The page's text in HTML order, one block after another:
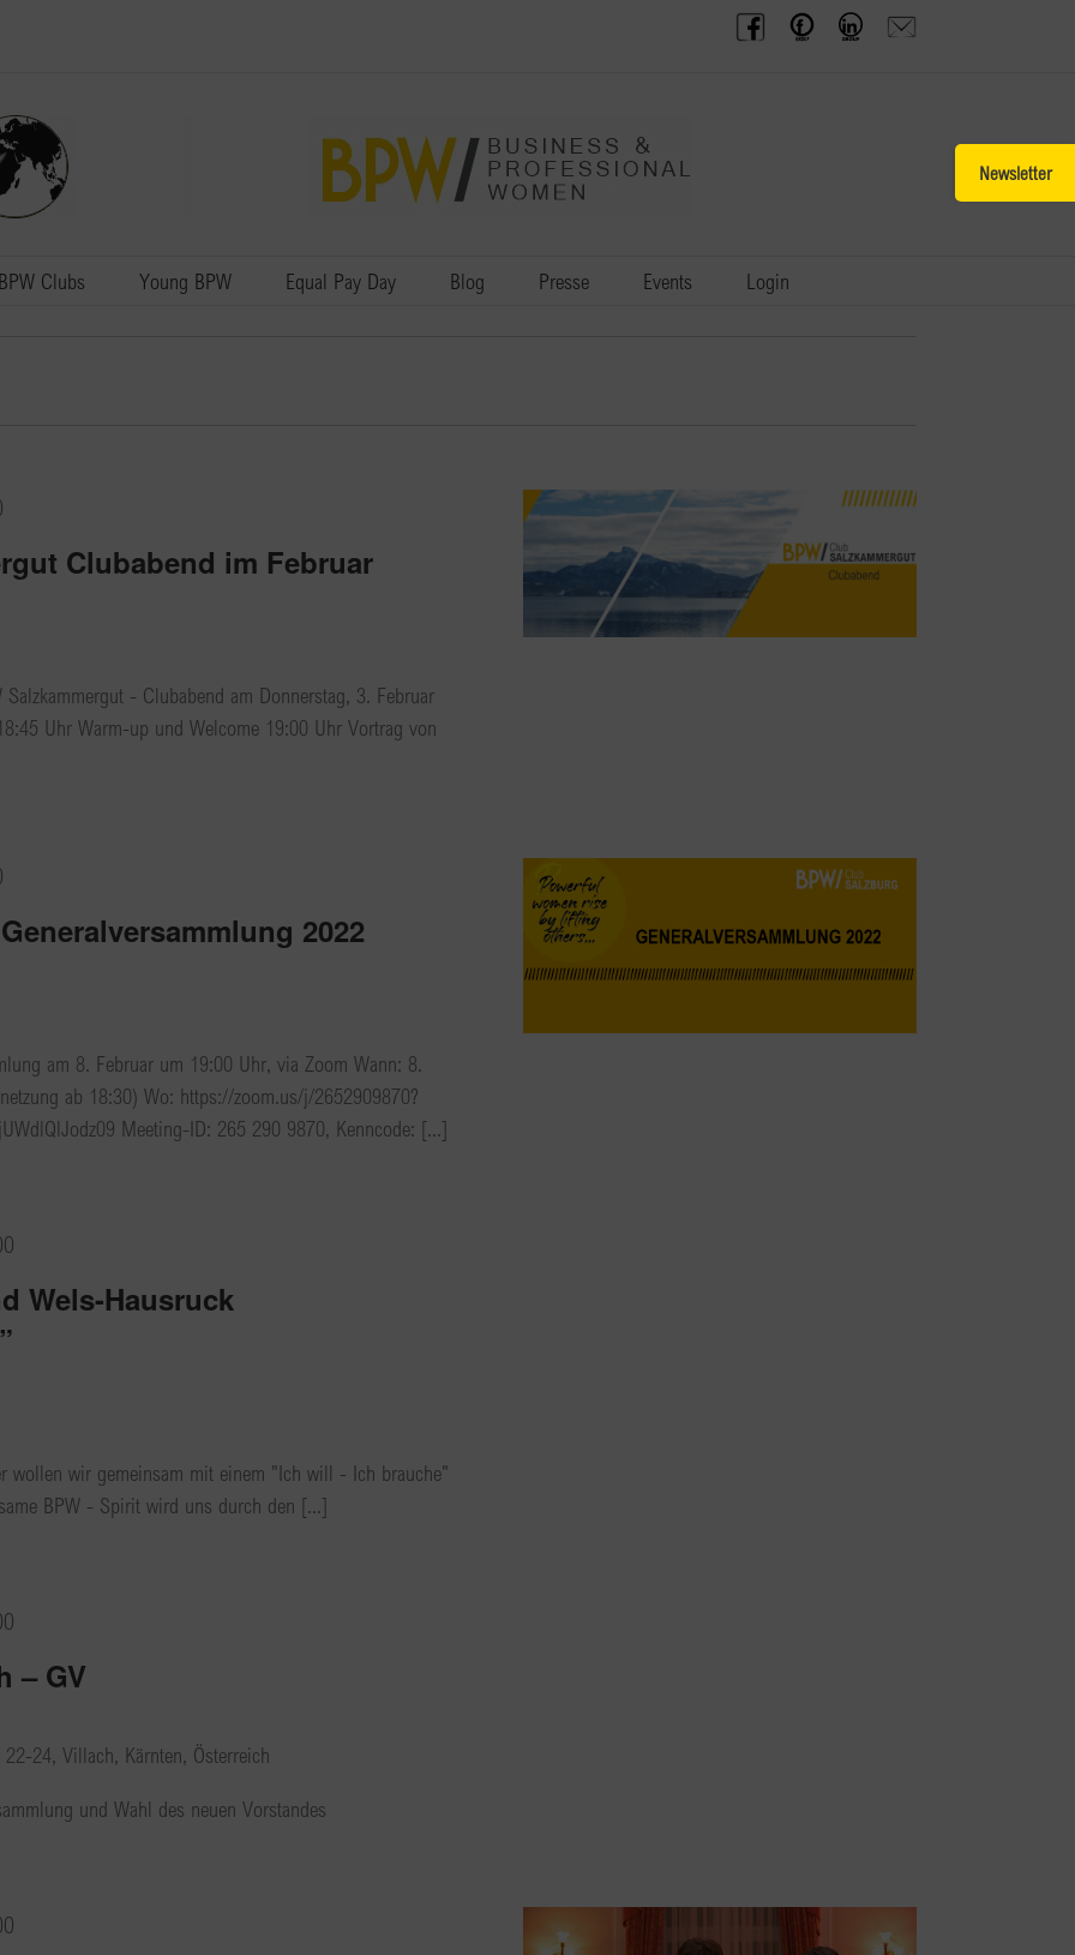
BPW
Austria
Offenes
Frauennetzwerk
BPW
Gruppe
Anfrage
schicken
BPW Clubs Young BPW Equal Pay Day Blog Presse Events Login
Clubabend im Februar
- Clubabend am Donnerstag, 3. Februar
Uhr Warm-up und Welcome 19:00 Uhr Vortrag von
2022
am 8. Februar um 19:00 Uhr, via Zoom Wann: 8.
ab 18:30) Wo: https://zoom.us/j/2652909870?
Meeting-ID: 265 290 9870, Kenncode: [...]
Wels-Hausruck
wollen wir gemeinsam mit einem "Ich will - Ich brauche"
BPW - Spirit wird uns durch den [...]
– GV
22-24, Villach, Kärnten, Österreich
und Wahl des neuen Vorstandes
Sliding